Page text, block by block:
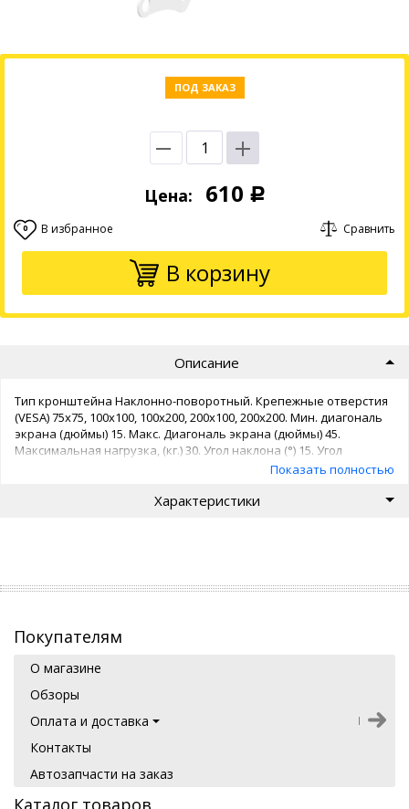
ПОД ЗАКАЗ
Цена: 610 Р
0 В избранное Сравнить
В корзину
Описание
Тип кронштейна Наклонно-поворотный. Крепежные отверстия
(VESA) 75x75, 100x100, 100x200, 200x100, 200x200. Мин. диагональ
экрана (дюймы) 15. Макс. Диагональ экрана (дюймы) 45.
Максимальная нагрузка, (кг.) 30. Угол наклона (°) 15. Угол
повотора (°) 60. Вращение экрана (°) 360. Расстояние от стены
Показать полностью
Характеристики
Покупателям
О магазине
Обзоры
Оплата и доставка
Контакты
Автозапчасти на заказ
Каталог товаров